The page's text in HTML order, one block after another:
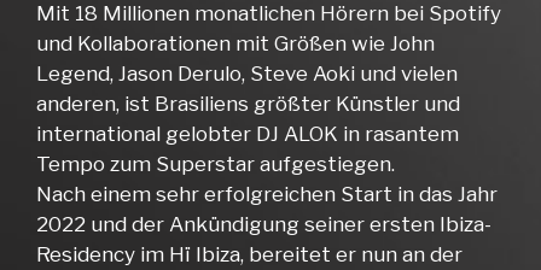
Mit 18 Millionen monatlichen Hörern bei Spotify
und Kollaborationen mit Größen wie John
Legend, Jason Derulo, Steve Aoki und vielen
anderen, ist Brasiliens größter Künstler und
international gelobter DJ ALOK in rasantem
Tempo zum Superstar aufgestiegen.
Nach einem sehr erfolgreichen Start in das Jahr
2022 und der Ankündigung seiner ersten Ibiza-
Residency im Hï Ibiza, bereitet er nun an der